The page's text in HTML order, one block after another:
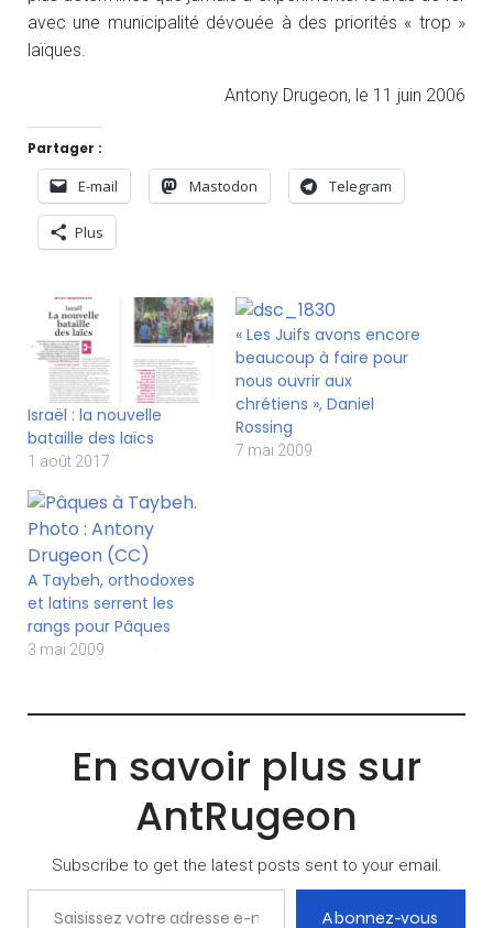
avec une municipalité dévouée à des priorités « trop »
laïques.
Antony Drugeon, le 11 juin 2006
Partager :
E-mail Mastodon Telegram
Plus
Israël : la nouvelle
bataille des laïcs
1 août 2017
« Les Juifs avons encore
beaucoup à faire pour
nous ouvrir aux
chrétiens », Daniel
Rossing
7 mai 2009
A Taybeh, orthodoxes
et latins serrent les
rangs pour Pâques
3 mai 2009
En savoir plus sur
AntRugeon
Subscribe to get the latest posts sent to your email.
Saisissez votre adresse e-mail…
Abonnez-vous